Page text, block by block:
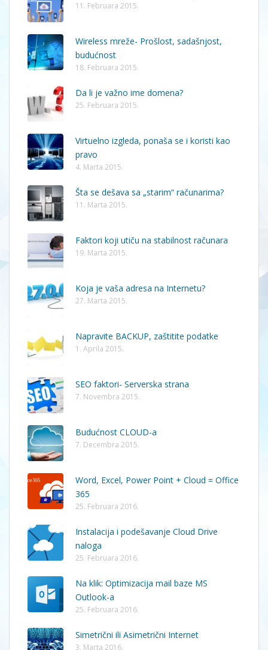
11. Februara 2015.
Wireless mreže- Prošlost, sadašnjost,
budućnost
18. Februara 2015.
Da li je važno ime domena?
25. Februara 2015.
Virtuelno izgleda, ponaša se i koristi kao
pravo
4. Marta 2015.
Šta se dešava sa „starim“ računarima?
11. Marta 2015.
Faktori koji utiču na stabilnost računara
19. Marta 2015.
Koja je vaša adresa na Internetu?
27. Marta 2015.
Napravite BACKUP, zaštitite podatke
1. Aprila 2015.
SEO faktori- Serverska strana
7. Novembra 2015.
Budućnost CLOUD-a
7. Decembra 2015.
Word, Excel, Power Point + Cloud = Office
365
25. Februara 2016.
Instalacija i podešavanje Cloud Drive
naloga
25. Februara 2016.
Na klik: Optimizacija mail baze MS
Outlook-a
25. Februara 2016.
Simetrični ili Asimetrični Internet
3. Marta 2016.